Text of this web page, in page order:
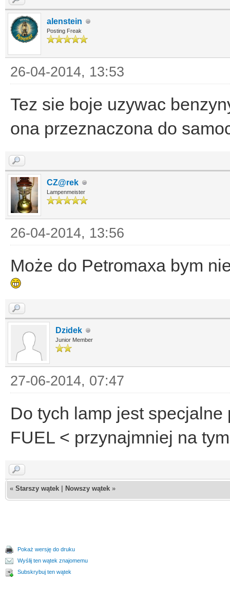
alenstein
Posting Freak
26-04-2014, 13:53
Tez sie boje uzywac
ona przeznaczona do
CZ@rek
Lampenmeister
26-04-2014, 13:56
Może do Petromaxa bym
Dzidek
Junior Member
27-06-2014, 07:47
Do tych lamp jest
FUEL < przynajmniej na
« Starszy wątek Nowszy wątek »
Pokaż wersję do druku
Wyślij ten wątek znajomemu
Subskrybuj ten wątek